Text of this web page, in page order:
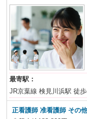
最寄駅：
JR京葉線 検見川浜駅 徒
正看護師 准看護師 その